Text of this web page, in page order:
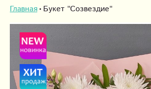
Главная Букет "Созвездие"